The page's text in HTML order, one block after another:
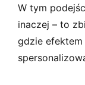
W tym
inaczej – to
gdzie